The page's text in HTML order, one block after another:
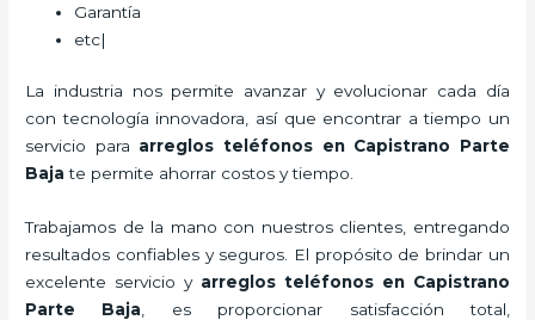
Garantía
etc|
La industria nos permite avanzar y evolucionar cada día
con tecnología innovadora, así que encontrar a tiempo un
servicio para arreglos teléfonos en Capistrano Parte
Baja te permite ahorrar costos y tiempo.
Trabajamos de la mano con nuestros clientes, entregando
resultados confiables y seguros. El propósito de brindar un
excelente servicio y arreglos teléfonosen Capistrano
Parte Baja , es proporcionar satisfacción total,